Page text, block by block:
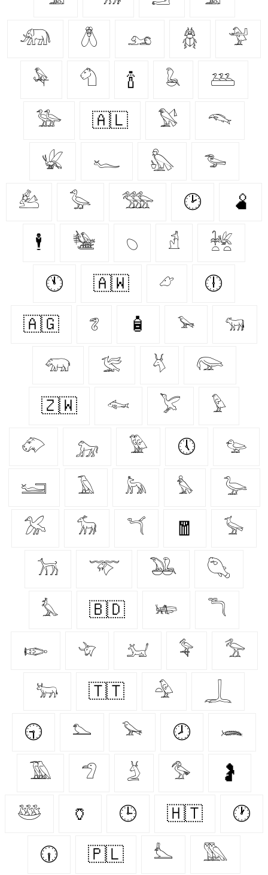
𓃰 𓆦 𓃭 𓆣 𓅴
𓅆 𓄇 🍾 𓆘 𓅹
𓅺 🇦🇱 𓅄 𓆞
𓆤 𓆑 𓅽 𓅧
𓃕 𓅭 𓅢 🕑 🫄
🕴 𓅋 𓆇 𓁢 𓆥
🕚 🇦🇼 𓃿 🕕
🇦🇬 𓆂 🧴 𓅩 𓃔
𓃯 𓅛 𓄃 𓅼
🇿🇼 𓆜 𓅯 𓅱
𓄁 𓃷 𓅳 🕔 𓅰
𓆒 𓄿 𓃦 𓅊 𓅬
𓅮 𓃘 𓆔 🧧 𓅚
𓃡 𓄅 𓅒 𓆡
𓅘 🇧🇩 𓆧 𓆕
𓆢 𓄀 𓃫 𓅝 𓅡
𓃒 🇹🇹 𓅲 𓆆
🕤 𓅌 𓅨 🕗 𓆨
𓅀 𓅿 𓄄 𓅜 🤰
𓅸 🏺 🕒 🇭🇹 🕐
🕡 🇵🇱 𓅏 𓅔